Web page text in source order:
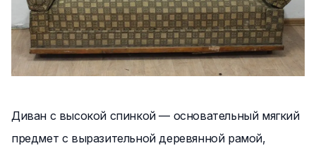
Диван с высокой спинкой — основательный мягкий
предмет с выразительной деревянной рамой,